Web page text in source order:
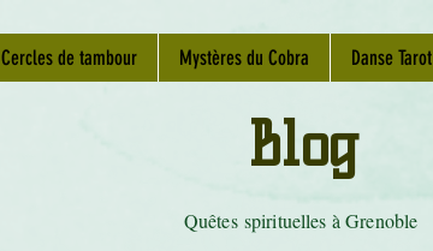
Cercles de tambour Mystères du Cobra Danse Tarot
Quêtes spirituelles à Grenoble
Blog